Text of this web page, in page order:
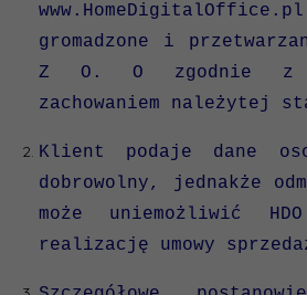
gromadzone i
Z O. O zgodnie z
zachowaniem należytej
Klient podaje dane
dobrowolny, jednakże
może uniemożliwić
realizację umowy